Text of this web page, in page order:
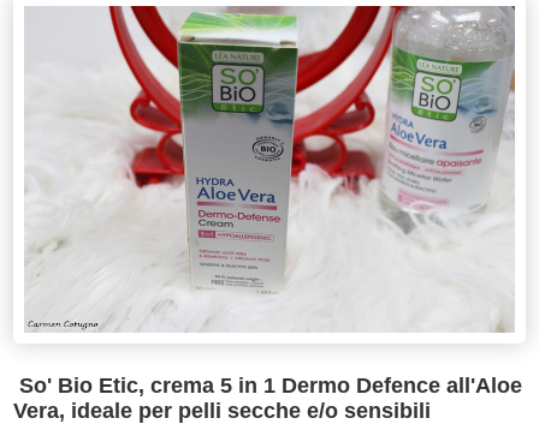
So' Bio Etic, crema 5 in 1 Dermo Defence all'Aloe
Vera, ideale per pelli secche e/o sensibili